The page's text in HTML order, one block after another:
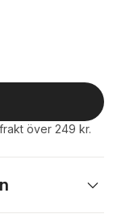
över 249 kr.